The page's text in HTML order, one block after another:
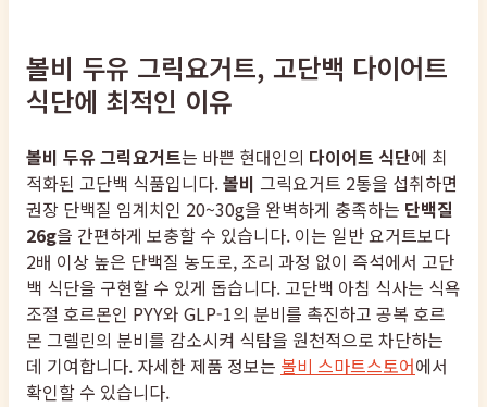
볼비 두유 그릭요거트, 고단백 다이어트
식단에 최적인 이유
볼비 두유 그릭요거트는 바쁜 현대인의 다이어트 식단에 최
적화된 고단백 식품입니다.볼비 그릭요거트 2통을 섭취하면
권장 단백질 임계치인 20~30g을 완벽하게 충족하는 단백질
26g을 간편하게 보충할 수 있습니다. 이는 일반 요거트보다
2배 이상 높은 단백질 농도로, 조리 과정 없이 즉석에서 고단
백 식단을 구현할 수 있게 돕습니다. 고단백 아침 식사는 식욕
조절 호르몬인 PYY와 GLP-1의 분비를 촉진하고 공복 호르
몬 그렐린의 분비를 감소시켜 식탐을 원천적으로 차단하는
데 기여합니다. 자세한 제품 정보는 볼비 스마트스토어에서
확인할 수 있습니다.